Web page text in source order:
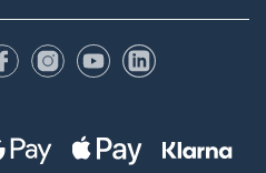
FacebookInstagram
YouTubeLinkedIn